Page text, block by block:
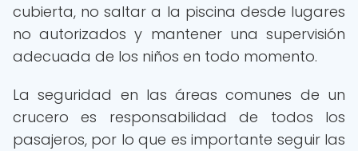
cubierta, no saltar a la piscina desde lugares
no autorizados y mantener una supervisión
adecuada de los niños en todo momento.
La seguridad en las áreas comunes de un
crucero es responsabilidad de todos los
pasajeros, por lo que es importante seguir las